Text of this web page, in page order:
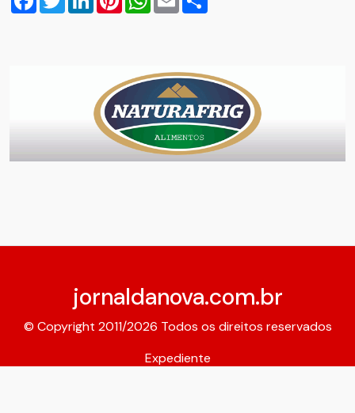
jornaldanova.com.br
© Copyright 2011/2026 Todos os direitos reservados
Expediente